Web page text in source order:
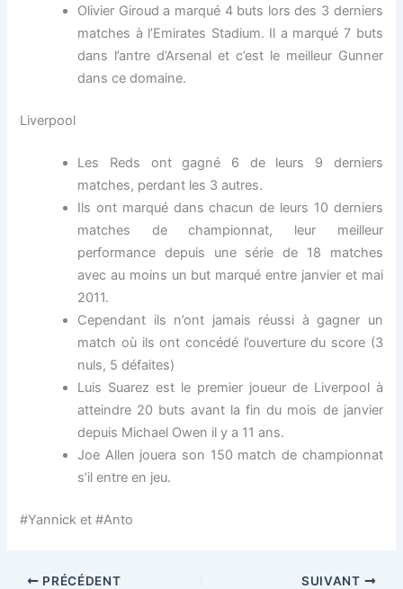
Olivier Giroud a marqué 4 buts lors des 3 derniers
matches à l’Emirates Stadium. Il a marqué 7 buts
dans l’antre d’Arsenal et c’est le meilleur Gunner
dans ce domaine.
Liverpool
Les Reds ont gagné 6 de leurs 9 derniers
matches, perdant les 3 autres.
Ils ont marqué dans chacun de leurs 10 derniers
matches de championnat, leur meilleur
performance depuis une série de 18 matches
avec au moins un but marqué entre janvier et mai
2011.
Cependant ils n’ont jamais réussi à gagner un
match où ils ont concédé l’ouverture du score (3
nuls, 5 défaites)
Luis Suarez est le premier joueur de Liverpool à
atteindre 20 buts avant la fin du mois de janvier
depuis Michael Owen il y a 11 ans.
Joe Allen jouera son 150 match de championnat
s’il entre en jeu.
#Yannick et #Anto
PRÉCÉDENT SUIVANT